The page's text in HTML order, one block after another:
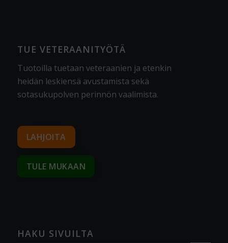
TUE VETERAANITYÖTÄ
Tuotoilla tuetaan veteraanien ja etenkin
heidän leskiensä avustamista sekä
sotasukupolven perinnön vaalimista.
LAHJOITA
TULE MUKAAN
HAKU SIVUILTA